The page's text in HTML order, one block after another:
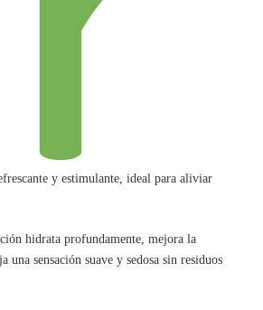
y estimulante, ideal para aliviar
hidrata profundamente, mejora la
una sensación suave y sedosa sin residuos